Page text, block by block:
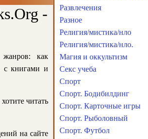
-
жанров: как
с книгами и
читать
на сайте
Развлечения
Разное
Религия/мистика/нло
Религия/мистика/нло.
Магия и оккультизм
Секс учеба
Спорт
Спорт. Бодибилдинг
Спорт. Карточные игры
Спорт. Рыболовный
Спорт. Футбол